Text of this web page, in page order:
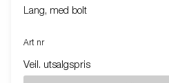
Lang, med bolt
Art nr
Veil. utsalgspris